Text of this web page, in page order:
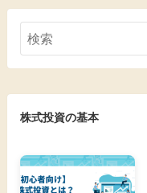
株式投資の基本